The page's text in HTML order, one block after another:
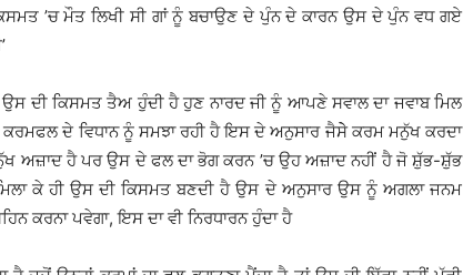
’ਚ ਮੌਤ ਲਿਖੀ ਸੀ ਗਾਂ ਨੂੰ ਬਚਾਉਣ ਦੇ ਪੁੰਨ ਦੇ ਕਾਰਨ ਉਸ ਦੇ ਪੁੰਨ ਵਧ ਗਏ
ਦੀ ਕਿਸਮਤ ਤੈਅ ਹੁੰਦੀ ਹੈ ਹੁਣ ਨਾਰਦ ਜੀ ਨੂੰ ਆਪਣੇ ਸਵਾਲ ਦਾ ਜਵਾਬ ਮਿਲ
ਦੇ ਵਿਧਾਨ ਨੂੰ ਸਮਝਾ ਰਹੀ ਹੈ ਇਸ ਦੇ ਅਨੁਸਾਰ ਜੈਸੇੇ ਕਰਮ ਮਨੁੱਖ ਕਰਦਾ
ਅਜ਼ਾਦ ਹੈ ਪਰ ਉਸ ਦੇ ਫਲ ਦਾ ਭੋਗ ਕਰਨ ’ਚ ਉਹ ਅਜ਼ਾਦ ਨਹੀਂ ਹੈ ਜੋ ਸ਼ੁੱਭ-ਸ਼ੁੱਭ
ਕੇ ਹੀ ਉਸ ਦੀ ਕਿਸਮਤ ਬਣਦੀ ਹੈ ਉਸ ਦੇ ਅਨੁਸਾਰ ਉਸ ਨੂੰ ਅਗਲਾ ਜਨਮ
ਕਰਨਾ ਪਵੇਗਾ, ਇਸ ਦਾ ਵੀ ਨਿਰਧਾਰਨ ਹੁੰਦਾ ਹੈ